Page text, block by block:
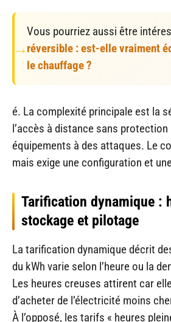
Vous pourriez aussi être
réversible : est-elle vraiment
le chauffage ?
é. La complexité principale est la
l’accès à distance sans
équipements à des attaques. Le
mais exige une configuration et
Tarification dynamique :
stockage et pilotage
La tarification dynamique décrit
du kWh varie selon l’heure ou la
Les heures creuses attirent car
d’acheter de l’électricité moins
À l’opposé, les tarifs « heures